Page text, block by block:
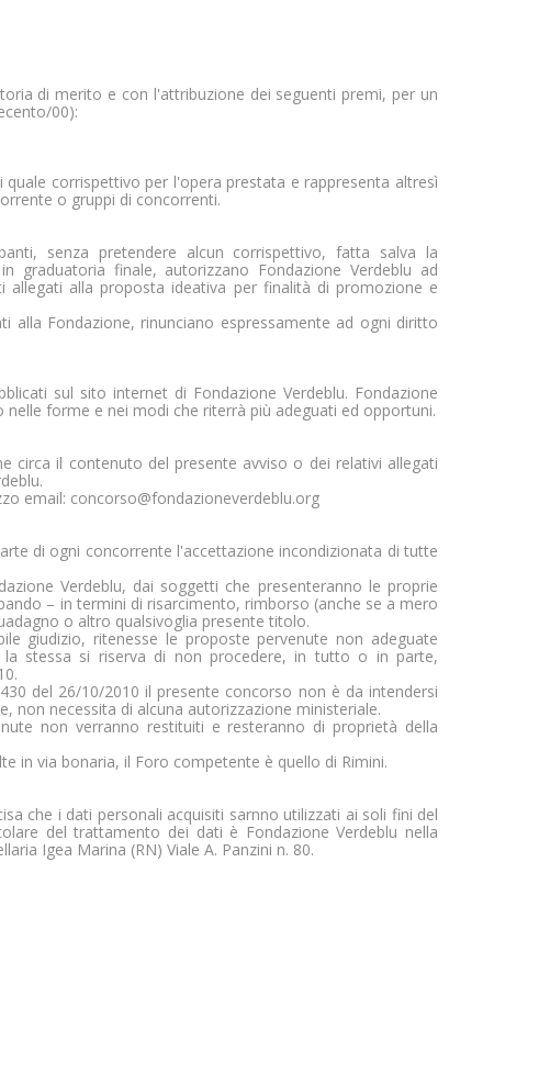
di merito e con l'attribuzione dei seguenti premi, per un
00):
corrispettivo per l'opera prestata e rappresenta altresì
o gruppi di concorrenti.
senza pretendere alcun corrispettivo, fatta salva la
graduatoria finale, autorizzano Fondazione Verdeblu ad
alla proposta ideativa per finalità di promozione e
alla Fondazione, rinunciano espressamente ad ogni diritto
sul sito internet di Fondazione Verdeblu. Fondazione
forme e nei modi che riterrà più adeguati ed opportuni.
circa il contenuto del presente avviso o dei relativi allegati
email: concorso@fondazioneverdeblu.org
di ogni concorrente l'accettazione incondizionata di tutte
Verdeblu, dai soggetti che presenteranno le proprie
– in termini di risarcimento, rimborso (anche se a mero
o altro qualsivoglia presente titolo.
giudizio, ritenesse le proposte pervenute non adeguate
stessa si riserva di non procedere, in tutto o in parte,
del 26/10/2010 il presente concorso non è da intendersi
non necessita di alcuna autorizzazione ministeriale.
non verranno restituiti e resteranno di proprietà della
in via bonaria, il Foro competente è quello di Rimini.
che i dati personali acquisiti sarnno utilizzati ai soli fini del
del trattamento dei dati è Fondazione Verdeblu nella
Igea Marina (RN) Viale A. Panzini n. 80.